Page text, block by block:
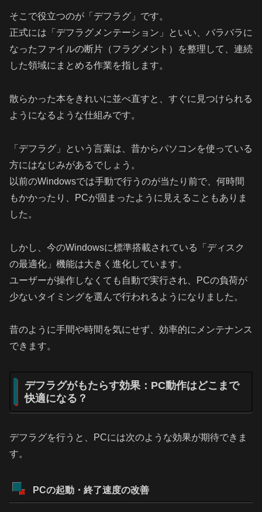
そこで役立つのが「デフラグ」です。
正式には「デフラグメンテーション」といい、バラバラに
なったファイルの断片（フラグメント）を整理して、連続
した領域にまとめる作業を指します。
散らかった本をきれいに並べ直すと、すぐに見つけられる
ようになるような仕組みです。
「デフラグ」という言葉は、昔からパソコンを使っている
方にはなじみがあるでしょう。
以前のWindowsでは手動で行うのが当たり前で、何時間
もかかったり、PCが固まったように見えることもありま
した。
しかし、今のWindowsに標準搭載されている「ディスク
の最適化」機能は大きく進化しています。
ユーザーが操作しなくても自動で実行され、PCの負荷が
少ないタイミングを選んで行われるようになりました。
昔のように手間や時間を気にせず、効率的にメンテナンス
できます。
デフラグがもたらす効果：PC動作はどこまで
快適になる？
デフラグを行うと、PCには次のような効果が期待できま
す。
PCの起動・終了速度の改善